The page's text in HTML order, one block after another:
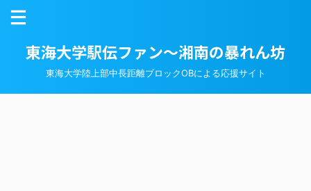
東海大学駅伝ファン～湘南の暴れん坊
東海大学陸上部中長距離ブロックOBによる応援サイト